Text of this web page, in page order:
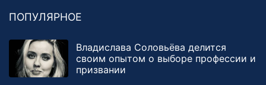
ПОПУЛЯРНОЕ
Владислава Соловьёва делится
своим опытом о выборе профессии и
призвании